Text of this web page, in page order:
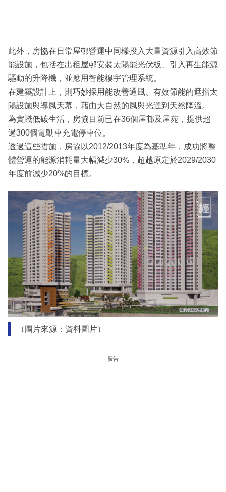
此外，房協在日常屋邨營運中同樣投入大量資源引入高效節
能設施，包括在出租屋邨安裝太陽能光伏板、引入再生能源
驅動的升降機，並應用智能樓宇管理系統。
在建築設計上，則巧妙採用能改善通風、有效節能的遮擋太
陽設施與導風天幕，藉由大自然的風與光達到天然降溫。
為實踐低碳生活，房協目前已在36個屋邨及屋苑，提供超
過300個電動車充電停車位。
透過這些措施，房協以2012/2013年度為基準年，成功將整
體營運的能源消耗量大幅減少30%，超越原定於2029/2030
年度前減少20%的目標。
（圖片來源：資料圖片）
廣告